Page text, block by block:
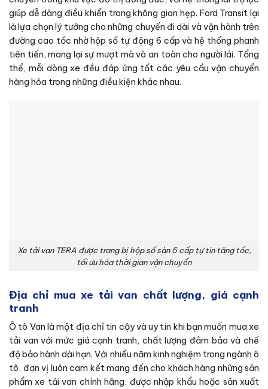
giúp dễ dàng điều khiển trong không gian hẹp. Ford Transit lại
là lựa chọn lý tưởng cho những chuyến đi dài và vận hành trên
đường cao tốc nhờ hộp số tự động 6 cấp và hệ thống phanh
tiên tiến, mang lại sự mượt mà và an toàn cho người lái. Tổng
thể, mỗi dòng xe đều đáp ứng tốt các yêu cầu vận chuyển
hàng hóa trong những điều kiện khác nhau.
Xe tải van TERA được trang bị hộp số sàn 5 cấp tự tin tăng tốc,
tối ưu hóa thời gian vận chuyển
Địa chỉ mua xe tải van chất lượng, giá cạnh
tranh
Ô tô Van là một địa chỉ tin cậy và uy tín khi bạn muốn mua xe
tải van với mức giá cạnh tranh, chất lượng đảm bảo và chế
độ bảo hành dài hạn. Với nhiều năm kinh nghiệm trong ngành ô
tô, đơn vị luôn cam kết mang đến cho khách hàng những sản
phẩm xe tải van chính hãng, được nhập khẩu hoặc sản xuất